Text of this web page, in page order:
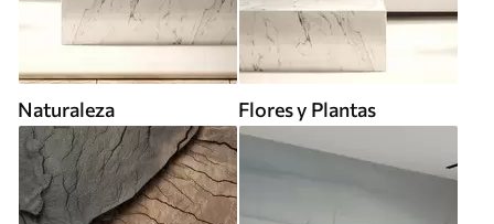
Naturaleza Flores y Plantas